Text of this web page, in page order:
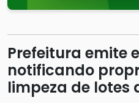
Prefeitura emite
notificando
limpeza de lotes